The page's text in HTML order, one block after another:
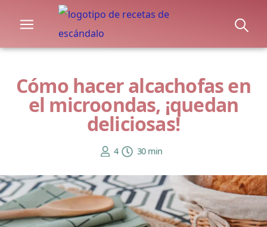
Cómo hacer alcachofas en
el microondas, ¡quedan
deliciosas!
4 30 min